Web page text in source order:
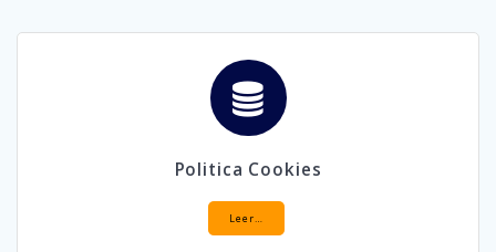
Politica Cookies
Leer…